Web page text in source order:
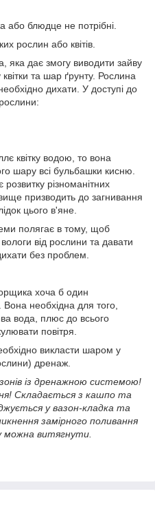
або блюдце не потрібні.
рослин або квітів.
яка дає змогу виводити зайву
та шар ґрунту. Рослина
дихати. У доступі до
квітку водою, то вона
шару всі бульбашки кисню.
різноманітних
призводить до загнивання
цього в'яне.
полягає в тому, щоб
від рослини та давати
без проблем.
хоча б один
необхідна для того,
вода, плюс до всього
повітря.
викласти шаром у
дренаж.
із дренажною системою!
Складається з кашпо та
у вазон-кладка та
замірного поливання
можна витягнути.